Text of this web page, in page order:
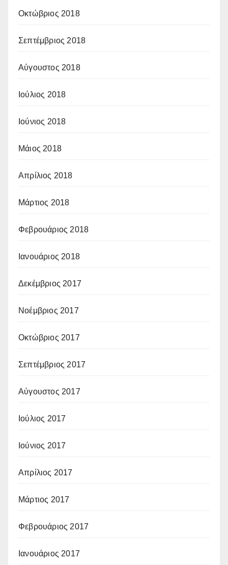
Οκτώβριος 2018
Σεπτέμβριος 2018
Αύγουστος 2018
Ιούλιος 2018
Ιούνιος 2018
Μάιος 2018
Απρίλιος 2018
Μάρτιος 2018
Φεβρουάριος 2018
Ιανουάριος 2018
Δεκέμβριος 2017
Νοέμβριος 2017
Οκτώβριος 2017
Σεπτέμβριος 2017
Αύγουστος 2017
Ιούλιος 2017
Ιούνιος 2017
Απρίλιος 2017
Μάρτιος 2017
Φεβρουάριος 2017
Ιανουάριος 2017